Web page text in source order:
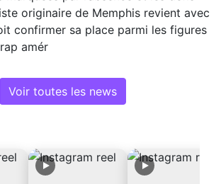
originaire de Memphis revient avec
confirmer sa place parmi les figures
amér
Voir toutes les news